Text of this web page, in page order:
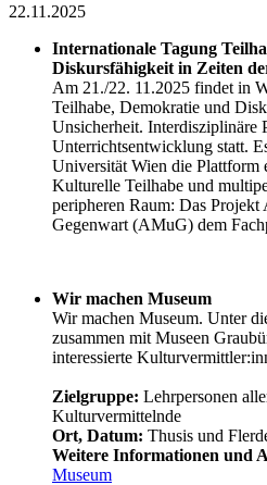
22.11.2025
Internationale Tagung
Diskursfähigkeit in Zeiten
Am 21./22. 11.2025 findet in
Teilhabe, Demokratie und
Unsicherheit. Interdisziplinäre
Unterrichtsentwicklung statt.
Universität Wien die Plattform
Kulturelle Teilhabe und
peripheren Raum: Das
Gegenwart (AMuG) dem
Wir machen Museum
Wir machen Museum. Unter
zusammen mit Museen
interessierte
Zielgruppe: Lehrpersonen
Kulturvermittelnde
Ort, Datum: Thusis und
Weitere Informationen und
Museum